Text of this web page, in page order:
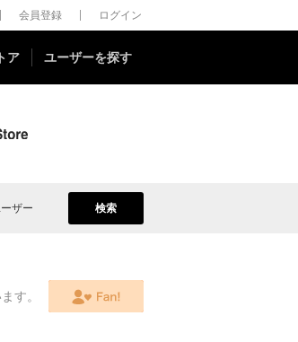
会員登録 ログイン
ア ユーザーを探す
ザー 検索
す。